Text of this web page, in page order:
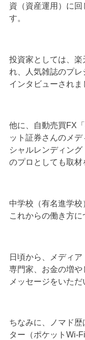
資（資産運用）に
す。
投資家としては、
れ、人気雑誌のプ
インタビューされま
他に、自動売買FX
ット証券さんのメ
シャルレンディング
のプロとしても取材
中学校（有名進学
これからの働き方に
日頃から、メディ
専門家、お金の増や
メッセージをいただ
ちなみに、ノマド
ター（ポケットWi-